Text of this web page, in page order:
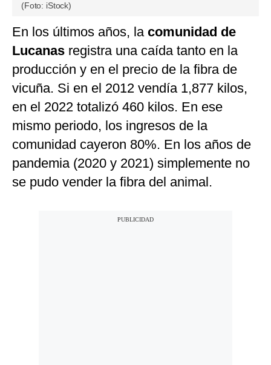
(Foto: iStock)
En los últimos años, la comunidad de
Lucanas registra una caída tanto en la
producción y en el precio de la fibra de
vicuña. Si en el 2012 vendía 1,877 kilos,
en el 2022 totalizó 460 kilos. En ese
mismo periodo, los ingresos de la
comunidad cayeron 80%. En los años de
pandemia (2020 y 2021) simplemente no
se pudo vender la fibra del animal.